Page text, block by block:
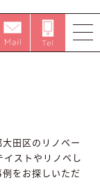
田区のリノベー
イストやリノベし
をお探しいただ